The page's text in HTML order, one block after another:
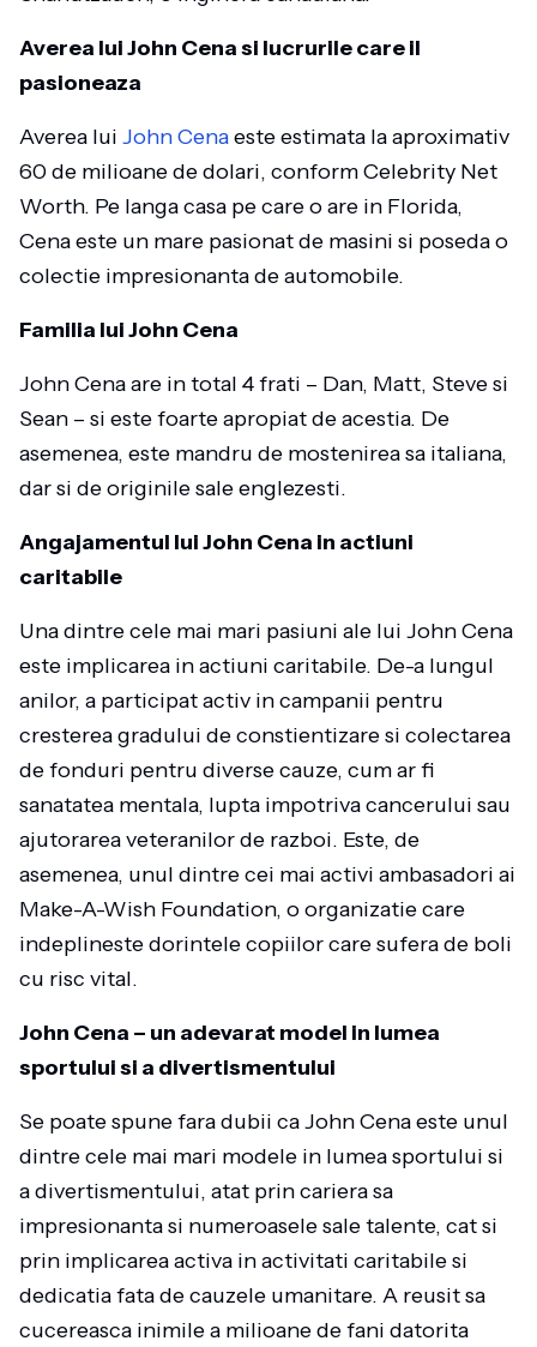
Averea lui John Cena si lucrurile care il
pasioneaza
Averea lui John Cenaeste estimata la aproximativ
60 de milioane de dolari, conform Celebrity Net
Worth. Pe langa casa pe care o are in Florida,
Cena este un mare pasionat de masini si poseda o
colectie impresionanta de automobile.
Familia lui John Cena
John Cena are in total 4 frati – Dan, Matt, Steve si
Sean – si este foarte apropiat de acestia. De
asemenea, este mandru de mostenirea sa italiana,
dar si de originile sale englezesti.
Angajamentul lui John Cena in actiuni
caritabile
Una dintre cele mai mari pasiuni ale lui John Cena
este implicarea in actiuni caritabile. De-a lungul
anilor, a participat activ in campanii pentru
cresterea gradului de constientizare si colectarea
de fonduri pentru diverse cauze, cum ar fi
sanatatea mentala, lupta impotriva cancerului sau
ajutorarea veteranilor de razboi. Este, de
asemenea, unul dintre cei mai activi ambasadori ai
Make-A-Wish Foundation, o organizatie care
indeplineste dorintele copiilor care sufera de boli
cu risc vital.
John Cena – un adevarat model in lumea
sportului si a divertismentului
Se poate spune fara dubii ca John Cena este unul
dintre cele mai mari modele in lumea sportului si
a divertismentului, atat prin cariera sa
impresionanta si numeroasele sale talente, cat si
prin implicarea activa in activitati caritabile si
dedicatia fata de cauzele umanitare. A reusit sa
cucereasca inimile a milioane de fani datorita